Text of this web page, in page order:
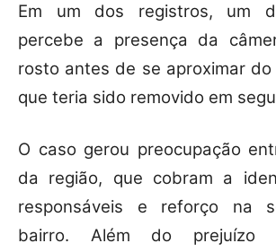
Em um dos registros, um
percebe a presença da
rosto antes de se aproximar do
que teria sido removido em
O caso gerou preocupação
da região, que cobram a
responsáveis e reforço na
bairro. Além do prejuízo